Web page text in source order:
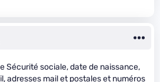
Sécurité sociale, date de naissance,
adresses mail et postales et numéros